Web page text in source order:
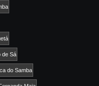
de Sá
do Samba